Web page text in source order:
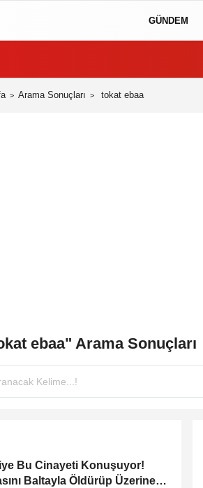
GÜNDEM
Arama Sonuçları tokat ebaa
ebaa" Arama Sonuçları
Bu Cinayeti Konuşuyor!
Baltayla Öldürüp Üzerine